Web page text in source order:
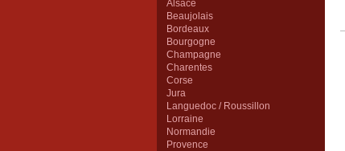
Alsace
Beaujolais
Bordeaux
Bourgogne
Champagne
Charentes
Corse
Jura
Languedoc / Roussillon
Lorraine
Normandie
Provence